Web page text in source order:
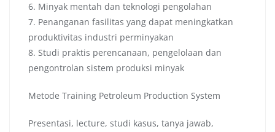
6. Minyak mentah dan teknologi pengolahan
7. Penanganan fasilitas yang dapat meningkatkan
produktivitas industri perminyakan
8. Studi praktis perencanaan, pengelolaan dan
pengontrolan sistem produksi minyak
Metode Training Petroleum Production System
Presentasi, lecture, studi kasus, tanya jawab,